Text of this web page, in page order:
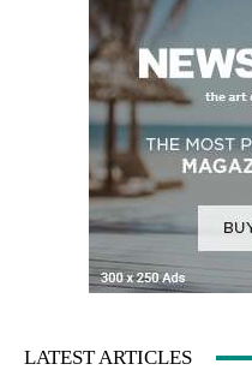
LATEST ARTICLES